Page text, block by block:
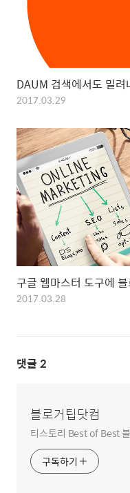
DAUM 검색에서도 밀
2017.03.29
구글 웹마스터 도구에
2017.03.28
댓글 2
블로거팁닷컴
티스토리 Best of Best
구독하기